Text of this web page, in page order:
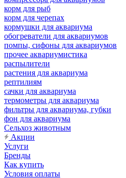
корм для рыб
корм для черепах
кормушки для аквариума
обогреватели для аквариумов
помпы, сифоны для аквариумов
прочее аквариумистика
распылители
растения для аквариума
рептилиям
сачки для аквариума
термометры для аквариума
фильтры для аквариума, губки
фон для аквариума
Сельхоз животным
Акции
Услуги
Бренды
Как купить
Условия оплаты